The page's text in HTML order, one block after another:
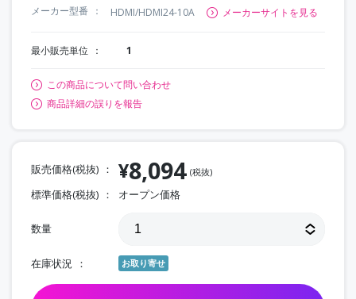
メーカー型番
HDMI/HDMI24-10A メーカーサイトを見る
最小販売単位 1
この商品について問い合わせ
商品詳細の誤りを報告
販売価格(税抜) ¥8,094 (税抜)
標準価格(税抜) オープン価格
数量
在庫状況 お取り寄せ